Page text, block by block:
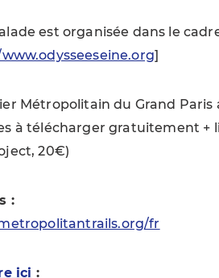
est organisée dans le
]
Métropolitain du Grand
à télécharger gratuitement +
20€)
:
fr
ici :